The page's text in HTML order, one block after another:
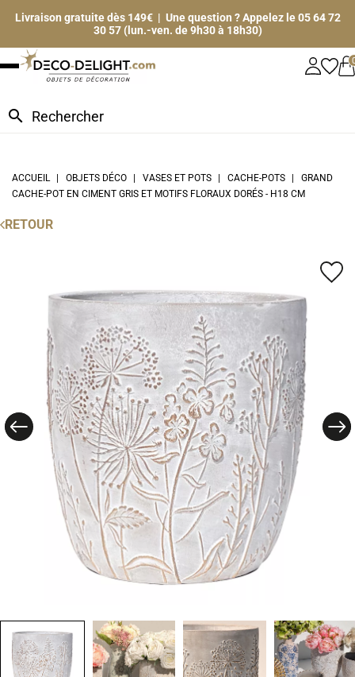
Livraison gratuite dès 149€ | Une question ? Appelez le 05 64 72
30 57 (lun.-ven. de 9h30 à 18h30)
search
ACCUEIL OBJETS DÉCO VASES ET POTS CACHE-POTS
GRAND
CACHE-POT EN CIMENT GRIS ET MOTIFS FLORAUX DORÉS - H18 CM
RETOUR
favorite_border